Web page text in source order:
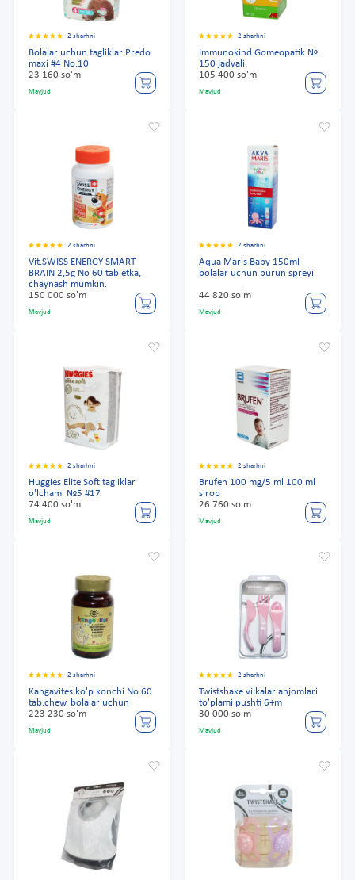
2 sharhni
Bolalar uchun tagliklar Predo
maxi #4 No.10
23 160 so'm
Mavjud
2 sharhni
Immunokind Gomeopatik №
150 jadvali.
105 400 so'm
Mavjud
2 sharhni
Vit.SWISS ENERGY SMART
BRAIN 2,5g No 60 tabletka,
chaynash mumkin.
150 000 so'm
Mavjud
2 sharhni
Aqua Maris Baby 150ml
bolalar uchun burun spreyi
44 820 so'm
Mavjud
2 sharhni
Huggies Elite Soft tagliklar
o'lchami №5 #17
74 400 so'm
Mavjud
2 sharhni
Brufen 100 mg/5 ml 100 ml
sirop
26 760 so'm
Mavjud
2 sharhni
Kangavites ko'p konchi No 60
tab.chew. bolalar uchun
223 230 so'm
Mavjud
2 sharhni
Twistshake vilkalar anjomlari
to'plami pushti 6+m
30 000 so'm
Mavjud